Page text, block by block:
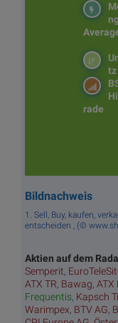
ng
tz
rade
Bildnachweis
1. Sell, Buy, kaufen,
entscheiden , (©
Aktien auf dem
Semperit,
ATX TR, Bawag, ATX
Frequentis, Kapsch
Warimpex, BTV AG,